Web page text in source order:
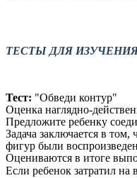
ТЕСТЫ ДЛЯ
Тест: "Обведи контур"
Оценка наглядно-
Предложите ребенку
Задача заключается в
фигур были
Оцениваются в итоге
Если ребенок затратил